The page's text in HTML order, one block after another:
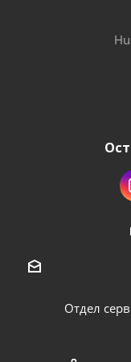
Отдел